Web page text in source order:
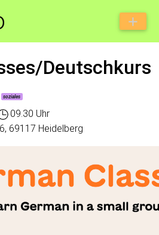
Deutschkurs
soziales
09.30 Uhr
69117 Heidelberg